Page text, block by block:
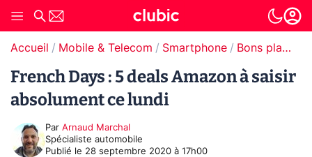
Accueil Mobile & Telecom Smartphone Bons plans Smartphones
French Days : 5 deals Amazon à saisir
absolument ce lundi
Par Arnaud Marchal
Spécialiste automobile
Publié le 28 septembre 2020 à 17h00